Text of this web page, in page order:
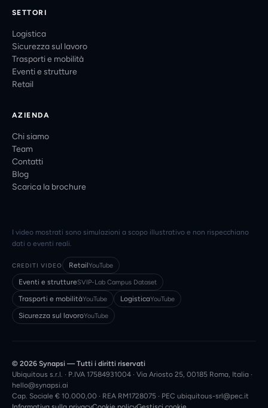
SETTORI
Logistica
Sicurezza sul lavoro
Trasporti e mobilità
Eventi e strutture
Retail
AZIENDA
Chi siamo
Team
Contatti
Blog
Scarica la brochure
I video mostrati sono simulazioni a scopo illustrativo e non rispecchiano
dati o eventi reali.
CREDITI VIDEO RetailYouTube
Eventi e struttureSVIP-Lab Campus Dataset
Trasporti e mobilitàYouTube LogisticaYouTube
Sicurezza sul lavoroYouTube
© 2026 Synapsi — Tutti i diritti riservati
Ubiquitous s.r.l. · P.IVA 17584931004 · Via Ariosto 25, 00185 Roma, Italia ·
hello@synapsi.ai
Cap. Sociale € 10.000,00 · REA RM1728075 · PEC ubiquitous-srl@pec.it